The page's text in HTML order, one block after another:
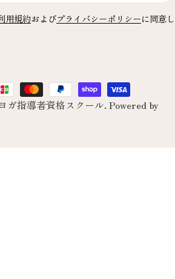
用規約およびプライバシーポリシーに同意し
指導者資格スクール. Powered by